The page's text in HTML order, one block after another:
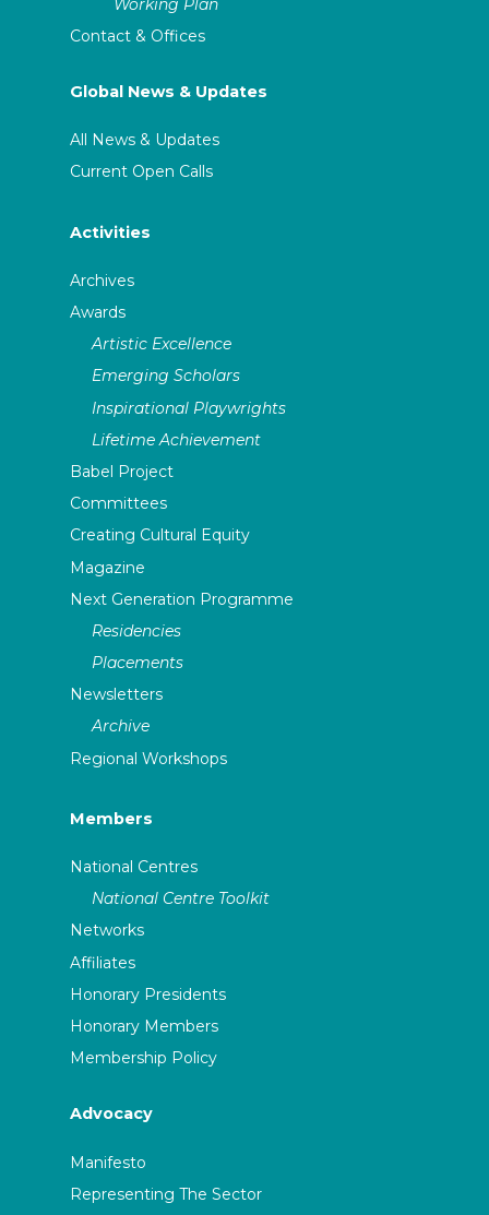
Contact & Offices
Global News & Updates
All News & Updates
Current Open Calls
Activities
Archives
Awards
Artistic Excellence
Emerging Scholars
Inspirational Playwrights
Lifetime Achievement
Babel Project
Committees
Creating Cultural Equity
Magazine
Next Generation Programme
Residencies
Placements
Newsletters
Archive
Regional Workshops
Members
National Centres
National Centre Toolkit
Networks
Affiliates
Honorary Presidents
Honorary Members
Membership Policy
Advocacy
Manifesto
Representing The Sector